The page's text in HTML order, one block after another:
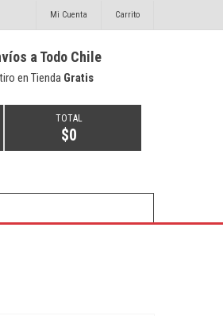
Mi Cuenta Carrito
a Todo Chile
en Tienda Gratis
TOTAL
$0